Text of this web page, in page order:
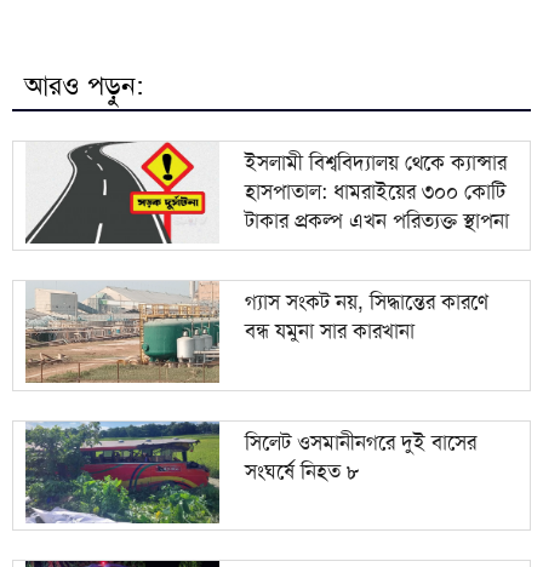
৯ পাকিস্তানে বিদেশি গণমাধ্যমে নতুন বিধিনিষেধ
১০ ইসরায়েলের সঙ্গে ঘনিষ্ট সম্পর্ক গড়তে চায় ভারত
আরও পড়ুন:
ইসলামী বিশ্ববিদ্যালয় থেকে ক্যান্সার
হাসপাতাল: ধামরাইয়ের ৩০০ কোটি
টাকার প্রকল্প এখন পরিত্যক্ত স্থাপনা
গ্যাস সংকট নয়, সিদ্ধান্তের কারণে
বন্ধ যমুনা সার কারখানা
সিলেট ওসমানীনগরে দুই বাসের
সংঘর্ষে নিহত ৮